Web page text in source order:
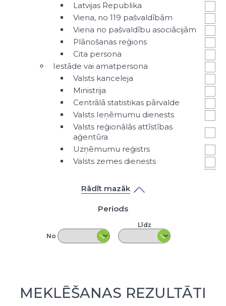
Latvijas Republika
Viena, no 119 pašvaldībām
Viena no pašvaldību asociācijām
Plānošanas reģions
Cita persona
Iestāde vai amatpersona
Valsts kanceleja
Ministrija
Centrālā statistikas pārvalde
Valsts Ieņēmumu dienests
Valsts reģionālās attīstības
aģentūra
Uzņēmumu reģistrs
Valsts zemes dienests
Cita valsts iestāde vai amatpersona
Klasifikators - Datu veids
Indikatoru tabula
Nestrukturēts pieredzes apraksts
Prezentācija
Karte
Rādīt mazāk
Periods
No
Līdz
MEKLĒŠANAS REZULTĀTI